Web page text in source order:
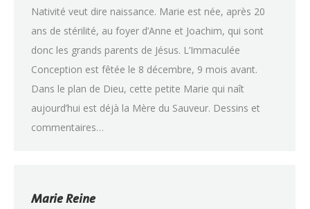
Nativité veut dire naissance. Marie est née, après 20
ans de stérilité, au foyer d’Anne et Joachim, qui sont
donc les grands parents de Jésus. L’Immaculée
Conception est fêtée le 8 décembre, 9 mois avant.
Dans le plan de Dieu, cette petite Marie qui naît
aujourd’hui est déjà la Mère du Sauveur. Dessins et
commentaires…
Marie Reine